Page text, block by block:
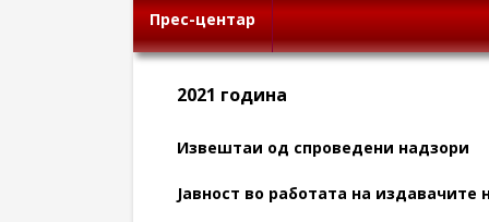
Прес-центар
2021 година
Извештаи од спроведени надзори
Јавност во работата на